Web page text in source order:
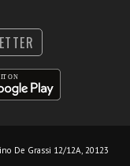
De Grassi 12/12A, 20123